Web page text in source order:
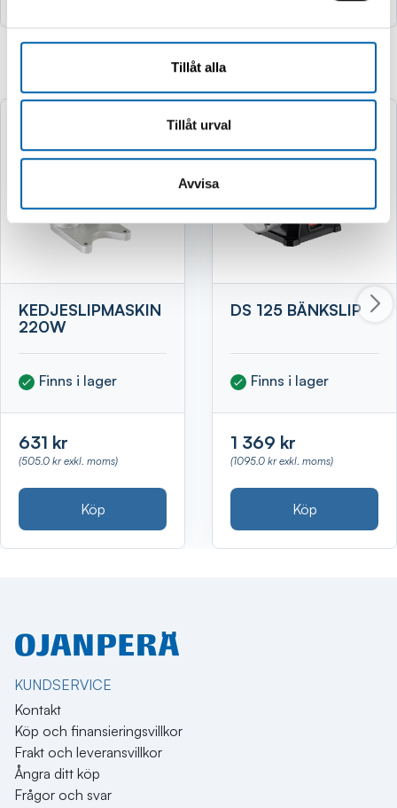
Tillåt alla
Tillåt urval
Avvisa
KEDJESLIPMASKIN
220W
Finns i lager
631 kr
(505.0 kr exkl. moms)
Köp
DS 125 BÄNKSLIP
Finns i lager
1 369 kr
(1095.0 kr exkl. moms)
Köp
KUNDSERVICE
Kontakt
Köp och finansieringsvillkor
Frakt och leveransvillkor
Ångra ditt köp
Frågor och svar